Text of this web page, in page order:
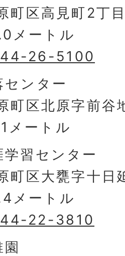
町区高見町2丁
メートル
26-5100
センター
町区北原字前谷
メートル
学習センター
町区大甕字十日
メートル
22-3810